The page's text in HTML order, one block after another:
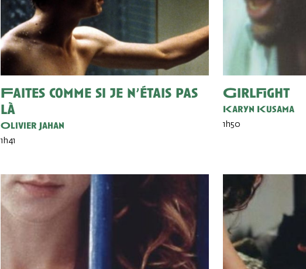
Faites comme si je n’étais pas
là
Olivier Jahan
1h41
Girlfight
Karyn Kusama
1h50